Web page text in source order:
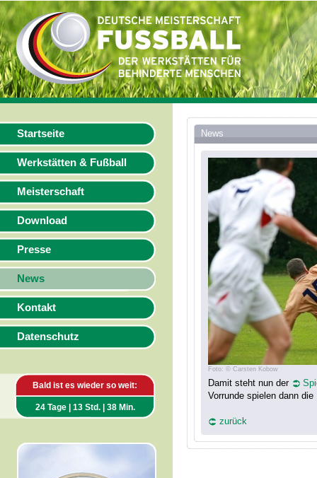
Startseite
Werkstätten & Fußball
Meisterschaft
Download
Presse
News
Kontakt
Datenschutz
Bald ist es wieder so weit:
24 Tage | 13 Std. | 38 Min.
News
Foto: © Carsten Kobow
Damit steht nun der
Vorrunde spielen dann
zurück